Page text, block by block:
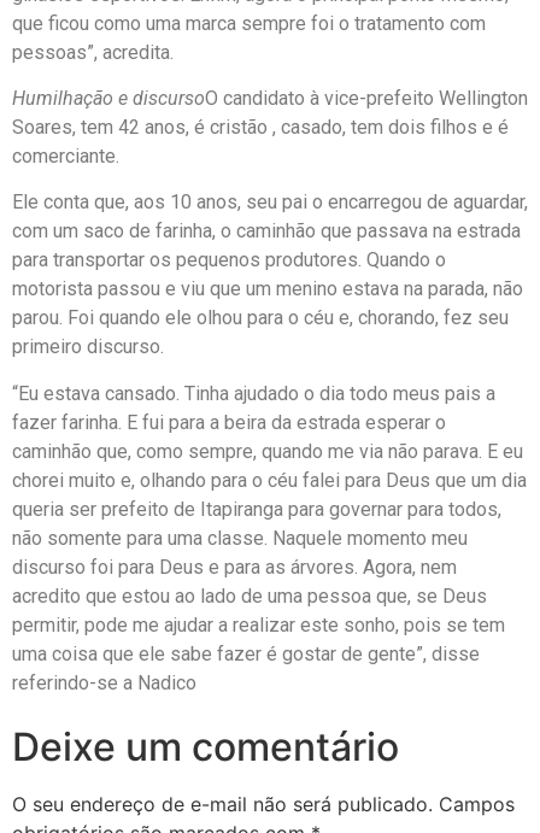
que ficou como uma marca sempre foi o tratamento com
pessoas”, acredita.
Humilhação e discursoO candidato à vice-prefeito Wellington
Soares, tem 42 anos, é cristão , casado, tem dois filhos e é
comerciante.
Ele conta que, aos 10 anos, seu pai o encarregou de aguardar,
com um saco de farinha, o caminhão que passava na estrada
para transportar os pequenos produtores. Quando o
motorista passou e viu que um menino estava na parada, não
parou. Foi quando ele olhou para o céu e, chorando, fez seu
primeiro discurso.
“Eu estava cansado. Tinha ajudado o dia todo meus pais a
fazer farinha. E fui para a beira da estrada esperar o
caminhão que, como sempre, quando me via não parava. E eu
chorei muito e, olhando para o céu falei para Deus que um dia
queria ser prefeito de Itapiranga para governar para todos,
não somente para uma classe. Naquele momento meu
discurso foi para Deus e para as árvores. Agora, nem
acredito que estou ao lado de uma pessoa que, se Deus
permitir, pode me ajudar a realizar este sonho, pois se tem
uma coisa que ele sabe fazer é gostar de gente”, disse
referindo-se a Nadico
Deixe um comentário
O seu endereço de e-mail não será publicado. Campos